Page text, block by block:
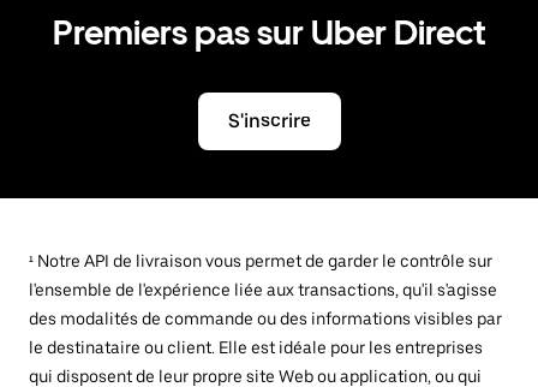
Premiers pas sur Uber Direct
S'inscrire
¹ Notre API de livraison vous permet de garder le contrôle sur
l'ensemble de l'expérience liée aux transactions, qu'il s'agisse
des modalités de commande ou des informations visibles par
le destinataire ou client. Elle est idéale pour les entreprises
qui disposent de leur propre site Web ou application, ou qui